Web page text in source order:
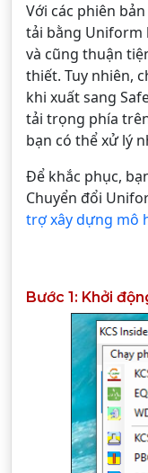
Với các phiên
tải bằng Uniform
và cũng thuận
thiết. Tuy nhiên,
khi xuất sang
tải trọng phía
bạn có thể xử lý
Để khắc phục,
Chuyển đổi
trợ xây dựng mô
Bước 1: Khởi